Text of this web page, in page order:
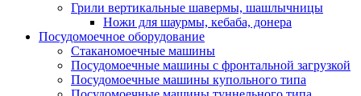
Грили вертикальные шавермы, шашлычницы
Ножи для шаурмы, кебаба, донера
Посудомоечное оборудование
Стаканомоечные машины
Посудомоечные машины с фронтальной загрузкой
Посудомоечные машины купольного типа